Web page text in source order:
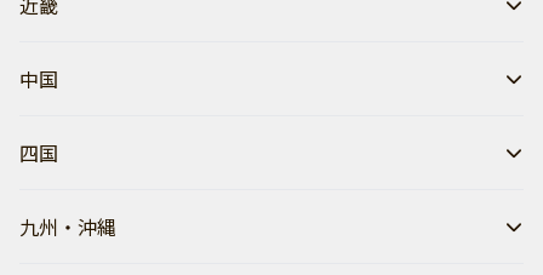
中国
四国
九州・沖縄